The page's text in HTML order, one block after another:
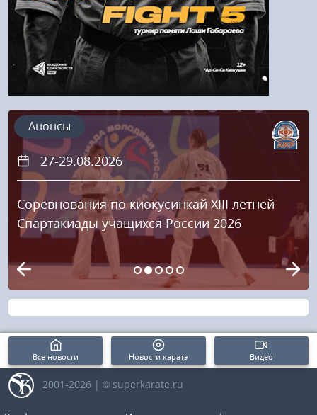
27-29.08.2026
Соревнования по киокусинкай XIII летней
Спартакиады учащихся России 2026
Анонсы
Все новости Новости каратэ Видео
2001-2026 | © superkarate.ru